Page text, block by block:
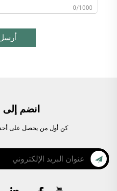
0/1000
انضم إلى
كن أول من يحصل على